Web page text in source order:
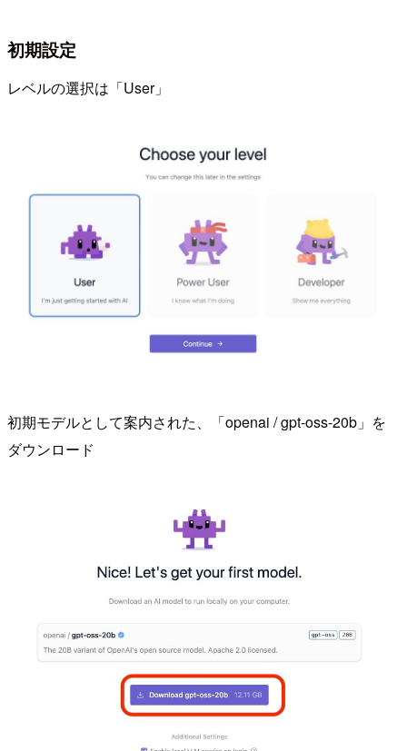
初期設定
レベルの選択は「User」
初期モデルとして案内された、「openai / gpt-oss-20b」を
ダウンロード